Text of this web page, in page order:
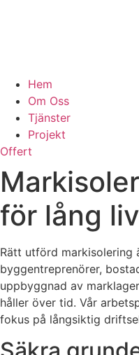
Hem
Om Oss
Tjänster
Projekt
Offert
för lång
Rätt utförd markisolering
byggentreprenörer,
uppbyggnad av
håller över tid. Vår
fokus på långsiktig